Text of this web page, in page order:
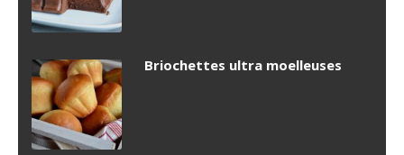
Briochettes ultra moelleuses